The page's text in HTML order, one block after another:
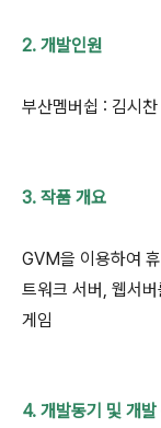
2. 개발인원
부산멤버쉽 : 김시
3. 작품 개요
GVM을 이용하여
트워크 서버, 웹서
게임
4. 개발동기 및 개발